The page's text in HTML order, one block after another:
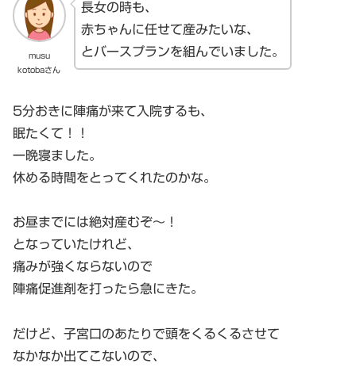
musu
kotobaさん
長女の時も、
赤ちゃんに任せて産みたいな、
とバースプランを組んでいました。
5分おきに陣痛が来て入院するも、
眠たくて！！
一晩寝ました。
休める時間をとってくれたのかな。
お昼までには絶対産むぞ～！
となっていたけれど、
痛みが強くならないので
陣痛促進剤を打ったら急にきた。
だけど、子宮口のあたりで頭をくるくるさせて
なかなか出てこないので、